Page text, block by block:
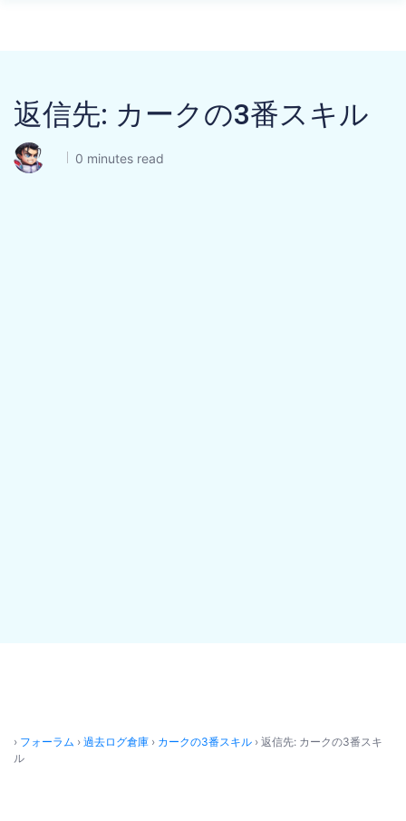
返信先: カークの3番スキル
0 minutes read
› フォーラム › 過去ログ倉庫 › カークの3番スキル › 返信先: カークの3番スキ
ル